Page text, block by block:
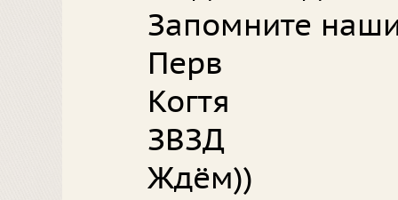
Запомните
Перв
Когтя
ЗВЗД
Ждём))